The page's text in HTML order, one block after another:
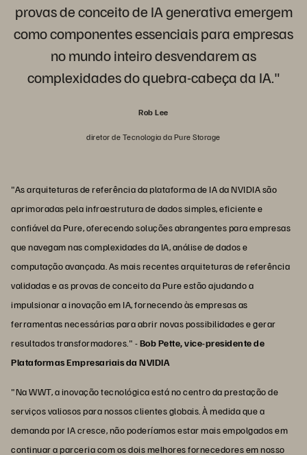
provas de conceito de IA generativa emergem
como componentes essenciais para empresas
no mundo inteiro desvendarem as
complexidades do quebra-cabeça da IA."
Rob Lee
diretor de Tecnologia da Pure Storage
"As arquiteturas de referência da plataforma de IA da NVIDIA são
aprimoradas pela infraestrutura de dados simples, eficiente e
confiável da Pure, oferecendo soluções abrangentes para empresas
que navegam nas complexidades da IA, análise de dados e
computação avançada. As mais recentes arquiteturas de referência
validadas e as provas de conceito da Pure estão ajudando a
impulsionar a inovação em IA, fornecendo às empresas as
ferramentas necessárias para abrir novas possibilidades e gerar
resultados transformadores." -Bob Pette, vice-presidente de
Plataformas Empresariais da NVIDIA
"Na WWT, a inovação tecnológica está no centro da prestação de
serviços valiosos para nossos clientes globais. À medida que a
demanda por IA cresce, não poderíamos estar mais empolgados em
continuar a parceria com os dois melhores fornecedores em nosso